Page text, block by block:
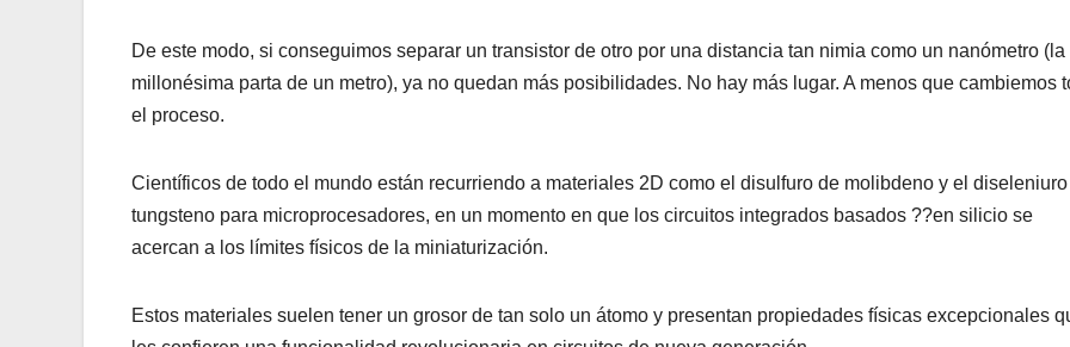
De este modo, si conseguimos separar un transistor de otro por una distancia tan nimia como un nanómetro (la
millonésima parta de un metro), ya no quedan más posibilidades. No hay más lugar. A menos que cambiemos
el proceso.
Científicos de todo el mundo están recurriendo a materiales 2D como el disulfuro de molibdeno y el
tungsteno para microprocesadores, en un momento en que los circuitos integrados basados ??en silicio se
acercan a los límites físicos de la miniaturización.
Estos materiales suelen tener un grosor de tan solo un átomo y presentan propiedades físicas excepcionales